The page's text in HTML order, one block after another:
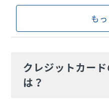
信頼性向上のためのポ
も
クレジットカー
は？